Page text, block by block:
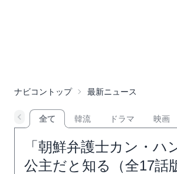
ナビコントップ 最新ニュース
全て 韓流 ドラマ 映画
「朝鮮弁護士カン・
公主だと知る（全17話